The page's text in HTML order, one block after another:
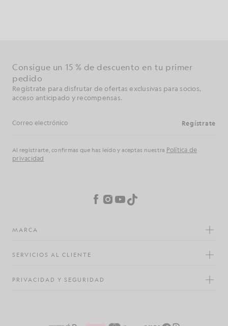
Consigue un 15 % de descuento en tu primer
pedido
Regístrate para disfrutar de ofertas exclusivas para socios,
acceso anticipado y recompensas.
Dirección de correo electrónico Regístrate
Al registrarte, confirmas que has leído y aceptas nuestra Política de
privacidad
Facebook
Instagram
YouTube
TikTok
MARCA
SERVICIOS AL CLIENTE
PRIVACIDAD Y SEGURIDAD